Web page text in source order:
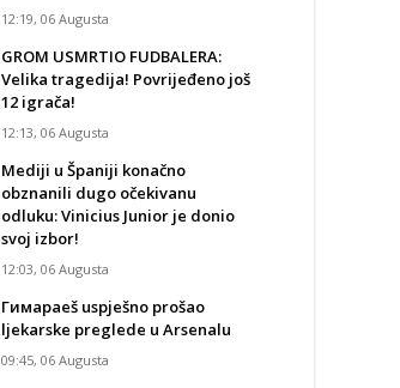
12:19, 06 Augusta
GROM USMRTIO FUDBALERA:
Velika tragedija! Povrijeđeno još
12 igrača!
12:13, 06 Augusta
Mediji u Španiji konačno
obznanili dugo očekivanu
odluku: Vinicius Junior je donio
svoj izbor!
12:03, 06 Augusta
Гимараeš uspješno prošao
ljekarske preglede u Arsenalu
09:45, 06 Augusta